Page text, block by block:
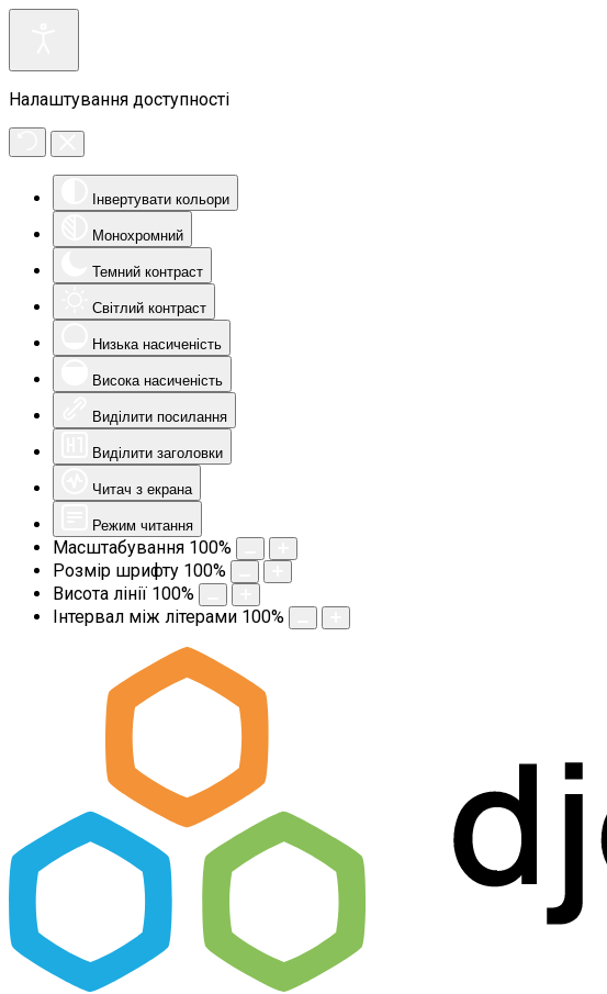
Налаштування доступності
Інвертувати кольори
Монохромний
Темний контраст
Світлий контраст
Низька насиченість
Висока насиченість
Виділити посилання
Виділити заголовки
Читач з екрана
Режим читання
Масштабування 100%
Розмір шрифту 100%
Висота лінії 100%
Інтервал між літерами 100%